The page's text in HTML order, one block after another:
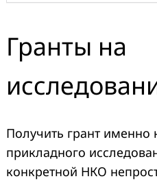
Гранты на
Получить грант именно
прикладного
конкретной НКО